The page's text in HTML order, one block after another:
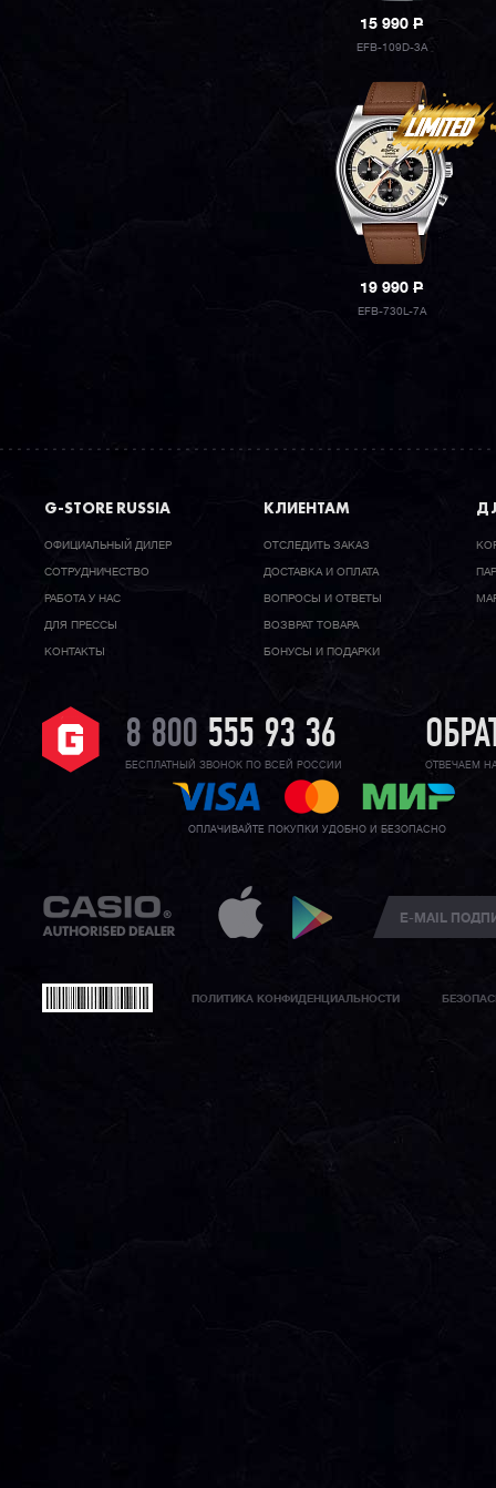
15 990P
EFB-109D-3A
19 990P
EFB-730L-7A
G-STORE RUSSIA
ОФИЦИАЛЬНЫЙ ДИЛЕР
CОТРУДНИЧЕСТВО
РАБОТА У НАС
ДЛЯ ПРЕССЫ
КОНТАКТЫ
КЛИЕНТАМ
ОТСЛЕДИТЬ ЗАКАЗ
ДОСТАВКА И ОПЛАТА
ВОПРОСЫ И ОТВЕТЫ
ВОЗВРАТ ТОВАРА
БОНУСЫ И ПОДАРКИ
8 800 555 93 36
БЕСПЛАТНЫЙ ЗВОНОК ПО ВСЕЙ РОССИИ ОТВЕЧАЕМ
ОПЛАЧИВАЙТЕ ПОКУПКИ УДОБНО И БЕЗОПАСНО
ПОЛИТИКА КОНФИДЕНЦИАЛЬНОСТИ